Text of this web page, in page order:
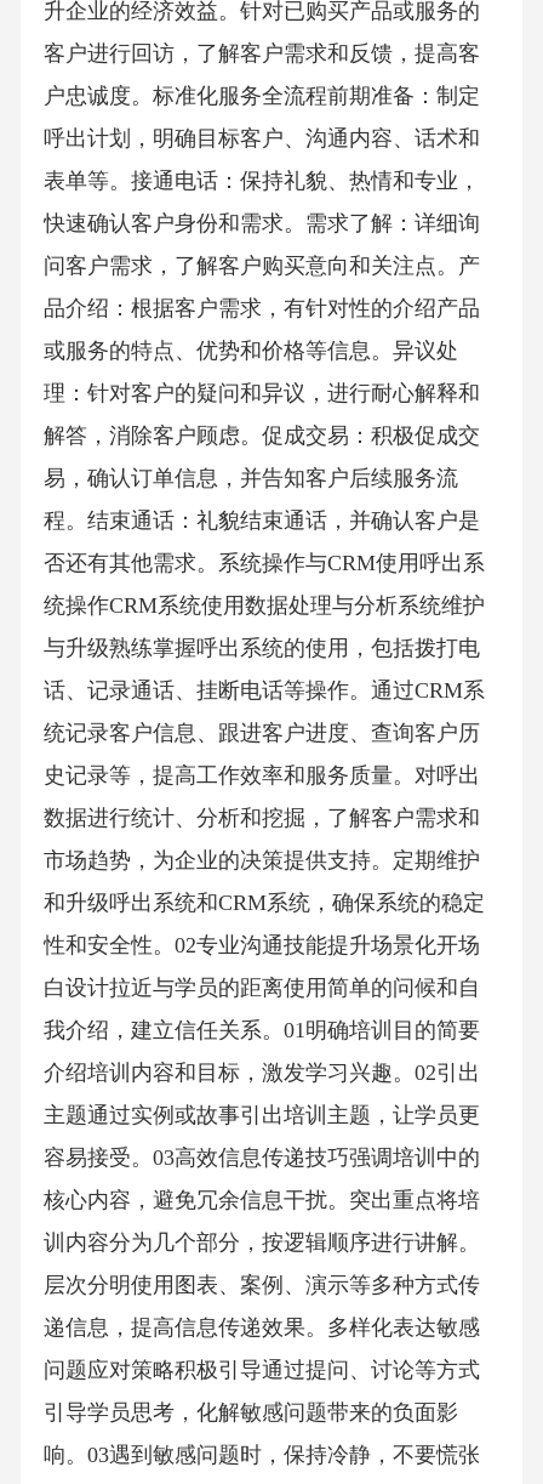
升企业的经济效益。针对已购买产品或服务的
客户进行回访，了解客户需求和反馈，提高客
户忠诚度。标准化服务全流程前期准备：制定
呼出计划，明确目标客户、沟通内容、话术和
表单等。接通电话：保持礼貌、热情和专业，
快速确认客户身份和需求。需求了解：详细询
问客户需求，了解客户购买意向和关注点。产
品介绍：根据客户需求，有针对性的介绍产品
或服务的特点、优势和价格等信息。异议处
理：针对客户的疑问和异议，进行耐心解释和
解答，消除客户顾虑。促成交易：积极促成交
易，确认订单信息，并告知客户后续服务流
程。结束通话：礼貌结束通话，并确认客户是
否还有其他需求。系统操作与CRM使用呼出系
统操作CRM系统使用数据处理与分析系统维护
与升级熟练掌握呼出系统的使用，包括拨打电
话、记录通话、挂断电话等操作。通过CRM系
统记录客户信息、跟进客户进度、查询客户历
史记录等，提高工作效率和服务质量。对呼出
数据进行统计、分析和挖掘，了解客户需求和
市场趋势，为企业的决策提供支持。定期维护
和升级呼出系统和CRM系统，确保系统的稳定
性和安全性。02专业沟通技能提升场景化开场
白设计拉近与学员的距离使用简单的问候和自
我介绍，建立信任关系。01明确培训目的简要
介绍培训内容和目标，激发学习兴趣。02引出
主题通过实例或故事引出培训主题，让学员更
容易接受。03高效信息传递技巧强调培训中的
核心内容，避免冗余信息干扰。突出重点将培
训内容分为几个部分，按逻辑顺序进行讲解。
层次分明使用图表、案例、演示等多种方式传
递信息，提高信息传递效果。多样化表达敏感
问题应对策略积极引导通过提问、讨论等方式
引导学员思考，化解敏感问题带来的负面影
响。03遇到敏感问题时，保持冷静，不要慌张